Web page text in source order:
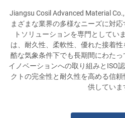
Jiangsu Cosil Advanced Material
まざまな業界の多様なニーズに対
トソリューションを専門としてい
は、耐久性、柔軟性、優れた接着
酷な気象条件下でも長期間にわたっ
イノベーションへの取り組みとISO
クトの完全性と耐久性を高める信
供していま